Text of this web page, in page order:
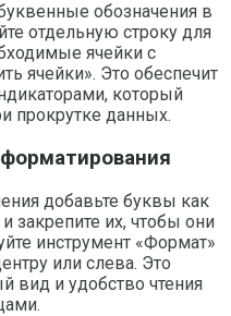
обозначения в
отдельную строку для
ячейки с
ячейки». Это обеспечит
который
прокрутке данных.
добавьте буквы как
закрепите их, чтобы они
инструмент «Формат»
или слева. Это
вид и удобство чтения